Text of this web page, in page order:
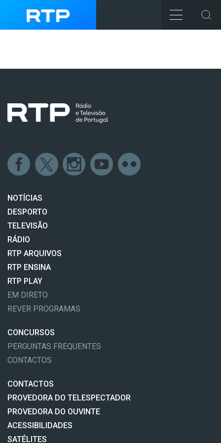
NOTÍCIAS
DESPORTO
TELEVISÃO
RÁDIO
RTP ARQUIVOS
RTP ENSINA
RTP PLAY
EM DIRETO
REVER PROGRAMAS
CONCURSOS
PERGUNTAS FREQUENTES
CONTACTOS
CONTACTOS
PROVEDORA DO TELESPECTADOR
PROVEDORA DO OUVINTE
ACESSIBILIDADES
SATÉLITES